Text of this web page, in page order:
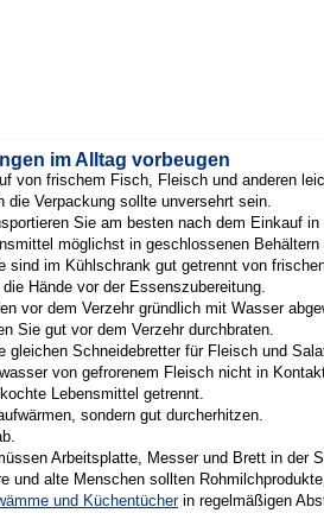
im Alltag vorbeugen
von frischem Fisch, Fleisch und anderen
die Verpackung sollte unversehrt sein.
Sie am besten nach dem Einkauf
möglichst in geschlossenen
sind im Kühlschrank gut getrennt von
Hände vor der Essenszubereitung.
vor dem Verzehr gründlich mit Wasser
Sie gut vor dem Verzehr durchbraten.
gleichen Schneidebretter für Fleisch und
von gefrorenem Fleisch nicht in
Lebensmittel getrennt.
sondern gut durcherhitzen.
Arbeitsplatte, Messer und Brett in der
und alte Menschen sollten
und Küchentücherin regelmäßigen